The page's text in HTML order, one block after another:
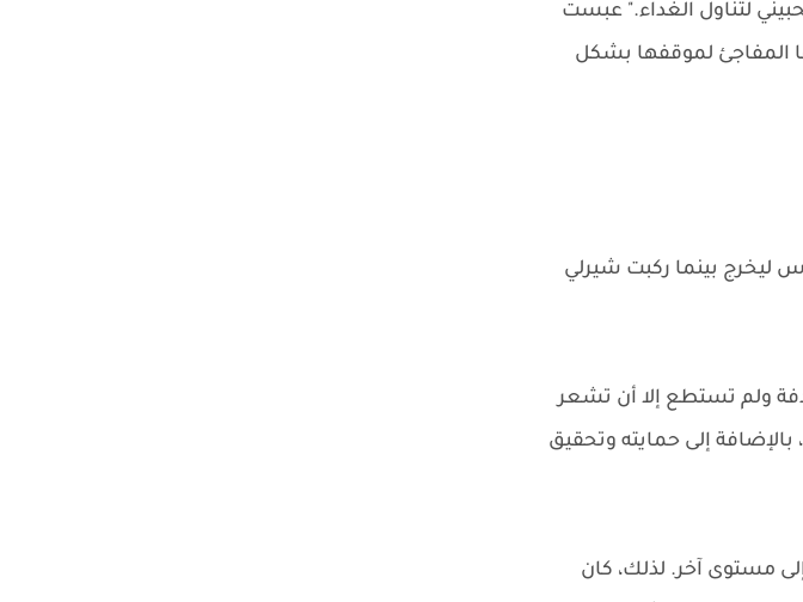
لتناول الغداء." عبست
المفاجئ لموقفها بشكل
ليخرج بينما ركبت شيرلي
ولم تستطع إلا أن تشعر
إلى حمايته وتحقيق
مستوى آخر. لذلك، كان